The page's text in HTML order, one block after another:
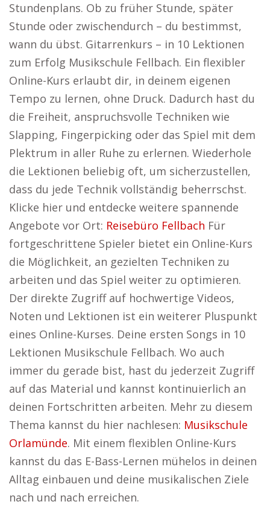
Stundenplans. Ob zu früher Stunde, später
Stunde oder zwischendurch – du bestimmst,
wann du übst. Gitarrenkurs – in 10 Lektionen
zum Erfolg Musikschule Fellbach. Ein flexibler
Online-Kurs erlaubt dir, in deinem eigenen
Tempo zu lernen, ohne Druck. Dadurch hast du
die Freiheit, anspruchsvolle Techniken wie
Slapping, Fingerpicking oder das Spiel mit dem
Plektrum in aller Ruhe zu erlernen. Wiederhole
die Lektionen beliebig oft, um sicherzustellen,
dass du jede Technik vollständig beherrschst.
Klicke hier und entdecke weitere spannende
Angebote vor Ort: Reisebüro Fellbach Für
fortgeschrittene Spieler bietet ein Online-Kurs
die Möglichkeit, an gezielten Techniken zu
arbeiten und das Spiel weiter zu optimieren.
Der direkte Zugriff auf hochwertige Videos,
Noten und Lektionen ist ein weiterer Pluspunkt
eines Online-Kurses. Deine ersten Songs in 10
Lektionen Musikschule Fellbach. Wo auch
immer du gerade bist, hast du jederzeit Zugriff
auf das Material und kannst kontinuierlich an
deinen Fortschritten arbeiten. Mehr zu diesem
Thema kannst du hier nachlesen: Musikschule
Orlamünde. Mit einem flexiblen Online-Kurs
kannst du das E-Bass-Lernen mühelos in deinen
Alltag einbauen und deine musikalischen Ziele
nach und nach erreichen.